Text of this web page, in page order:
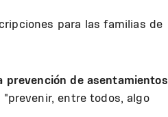
para las familias de
prevención de asentamientos
entre todos, algo